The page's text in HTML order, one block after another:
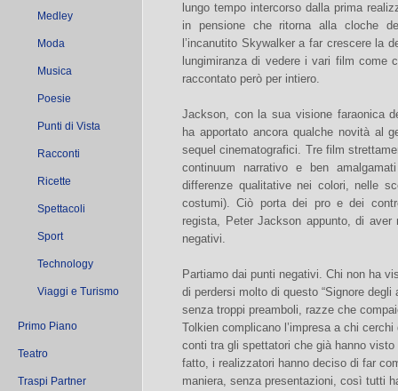
Medley
Moda
Musica
Poesie
Punti di Vista
Racconti
Ricette
Spettacoli
Sport
Technology
Viaggi e Turismo
Primo Piano
Teatro
Traspi Partner
lungo tempo intercorso dalla prima
in pensione che ritorna alla cloche
l’incanutito Skywalker a far crescere la
lungimiranza di vedere i vari film come
raccontato però per intiero.
Jackson, con la sua visione faraonica
ha apportato ancora qualche novità al
sequel cinematografici. Tre film
continuum narrativo e ben
differenze qualitative nei colori, nelle
costumi). Ciò porta dei pro e dei
regista, Peter Jackson appunto, di
negativi.
Partiamo dai punti negativi. Chi non ha
di perdersi molto di questo “Signore
senza troppi preamboli, razze che
Tolkien complicano l’impresa a chi
conti tra gli spettatori che già hanno
fatto, i realizzatori hanno deciso di far
maniera, senza presentazioni, così tutti